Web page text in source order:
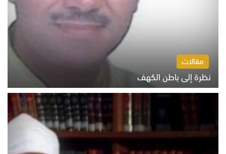
مقالات
نظرة إلى باطن الكهف
السبت 8 أغسطس 2026 11:04 ص